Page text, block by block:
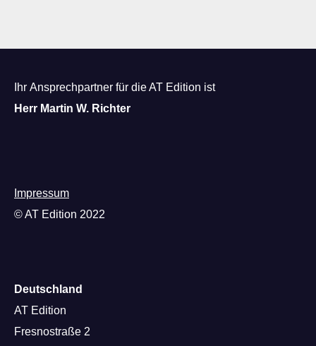
Ihr Ansprechpartner für die AT Edition ist
Herr Martin W. Richter
Impressum
© AT Edition 2022
Deutschland
AT Edition
Fresnostraße 2